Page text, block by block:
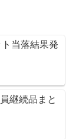
当落結果発
継続品まと